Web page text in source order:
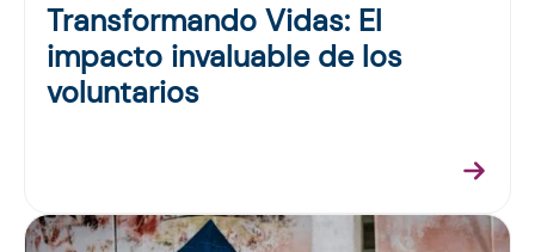
Transformando Vidas: El
impacto invaluable de los
voluntarios